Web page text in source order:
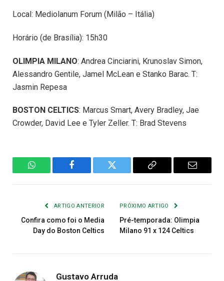
Local: Mediolanum Forum (Milão – Itália)
Horário (de Brasília): 15h30
OLIMPIA MILANO: Andrea Cinciarini, Krunoslav Simon,
Alessandro Gentile, Jamel McLean e Stanko Barac. T:
Jasmin Repesa
BOSTON CELTICS: Marcus Smart, Avery Bradley, Jae
Crowder, David Lee e Tyler Zeller. T: Brad Stevens
WhatsAppFacebook Twitter
Copiar
E-
ARTIGO ANTERIOR
Confira como foi o Media
Day do Boston Celtics
PRÓXIMO ARTIGO
Pré-temporada: Olimpia
Milano 91 x 124 Celtics
Gustavo Arruda